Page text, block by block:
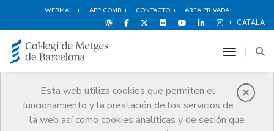
WEBMAIL APP COMB CONTACTO ÁREA PRIVADA
CATALÀ
Esta web utiliza cookies que permiten el
funcionamiento y la prestación de los servicios de
la web así como cookies analíticas y de sesión que
toggle
Noticias